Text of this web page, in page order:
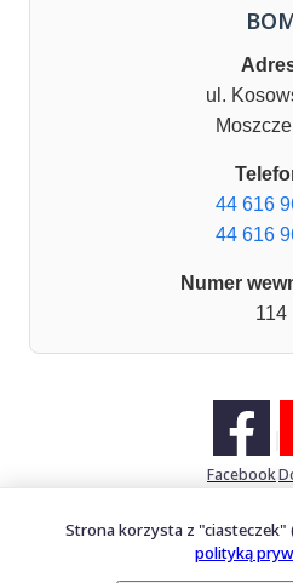
ul.
44 616
44 616
Numer
114
Facebook
Strona korzysta z "ciasteczek"
polityką